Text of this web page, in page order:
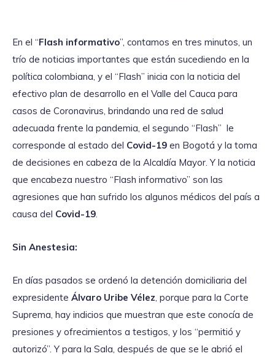
En el “Flash informativo”, contamos en tres minutos, un
trío de noticias importantes que están sucediendo en la
política colombiana, y el “Flash” inicia con la noticia del
efectivo plan de desarrollo en el Valle del Cauca para
casos de Coronavirus, brindando una red de salud
adecuada frente la pandemia, el segundo “Flash” le
corresponde al estado del Covid-19 en Bogotá y la toma
de decisiones en cabeza de la Alcaldía Mayor. Y la noticia
que encabeza nuestro “Flash informativo” son las
agresiones que han sufrido los algunos médicos del país a
causa del Covid-19
Sin Anestesia:
En días pasados se ordenó la detención domiciliaria del
expresidente Álvaro Uribe Vélez , porque para la Corte
Suprema, hay indicios que muestran que este conocía de
presiones y ofrecimientos a testigos, y los “permitió y
autorizó”. Y para la Sala, después de que se le abrió el